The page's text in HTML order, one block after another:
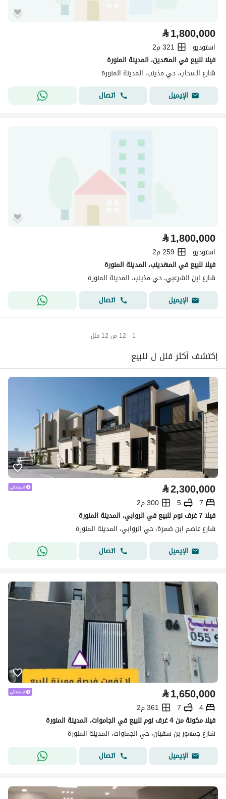
⃁1,800,000
استوديو
321 م2
فيلا للبيع في المهدين، المدينة المنورة
شارع السحاب، حي مذينب، المدينة المنورة
الإيميل
اتصال
⃁1,800,000
استوديو
259 م2
فيلا للبيع في المهدينب، المدينة المنورة
شارع ابن الشرعبي، حي مذينب، المدينة المنورة
الإيميل
اتصال
1 - 12 من 12 فلل
إكتشف أكثر فلل ل للبيع
⃁2,300,000
7
5
300 م2
فيلا 7 غرف نوم للبيع في الروابي، المدينة المنورة
شارع عاصم ابن ضمرة، حي الروابي، المدينة المنورة
الإيميل
اتصال
⃁1,650,000
4
7
361 م2
فيلا مكونة من 4 غرف نوم للبيع في الجاموات، المدينة المنورة
شارع جمهور بن سفيان، حي الجماوات، المدينة المنورة
الإيميل
اتصال